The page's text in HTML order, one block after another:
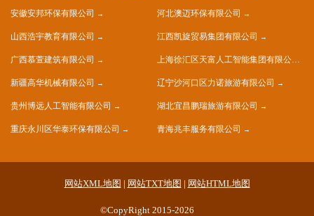
安徽安邦环保有限公司 河北澳迈环保有限公司
山西浩宇教育有限公司 江西凯旋贸易集团有限公司
广西慕萱建筑有限公司 上海徐汇区天富人工智能集团有限公司
新疆高华机械有限公司 辽宁沙河口区力诺旅游有限公司
贵州博远人工智能有限公司 湖北宜昌鹏瑞旅游有限公司
重庆永川区华泰环保有限公司 青海兆丰服务有限公司
网站XML地图 | 网站TXT地图 | 网站HTML地图
©CopyRight 2015-2026